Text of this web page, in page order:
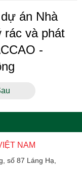
án Nhà
rác và phát
-
NAM
số 87 Láng Hạ,